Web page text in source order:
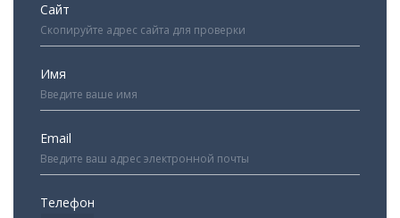
Сайт
Имя
Email
Телефон